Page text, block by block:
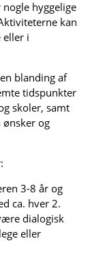
hyggelige
kan
eller i
blanding af
tidspunkter
skoler, samt
og
3-8 år og
ca. hver 2.
dialogisk
eller